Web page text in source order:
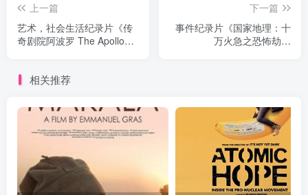
上一篇
艺术，社会生活纪录片《传
奇剧院阿波罗 The Apollo》
下一篇
事件纪录片《国家地理：十
万火急之恐怖劫机
相关推荐